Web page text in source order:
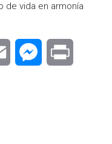
de vida en armonía
Email Messenger